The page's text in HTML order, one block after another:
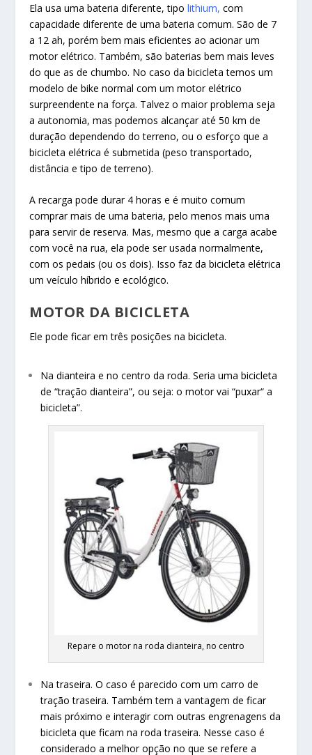
Ela usa uma bateria diferente, tipo lithium, com
capacidade diferente de uma bateria comum. São de 7
a 12 ah, porém bem mais eficientes ao acionar um
motor elétrico. Também, são baterias bem mais leves
do que as de chumbo. No caso da bicicleta temos um
modelo de bike normal com um motor elétrico
surpreendente na força. Talvez o maior problema seja
a autonomia, mas podemos alcançar até 50 km de
duração dependendo do terreno, ou o esforço que a
bicicleta elétrica é submetida (peso transportado,
distância e tipo de terreno).
A recarga pode durar 4 horas e é muito comum
comprar mais de uma bateria, pelo menos mais uma
para servir de reserva. Mas, mesmo que a carga acabe
com você na rua, ela pode ser usada normalmente,
com os pedais (ou os dois). Isso faz da bicicleta elétrica
um veículo híbrido e ecológico.
MOTOR DA BICICLETA
Ele pode ficar em três posições na bicicleta.
Na dianteira e no centro da roda. Seria uma bicicleta
de “tração dianteira”, ou seja: o motor vai “puxar“ a
bicicleta”.
Repare o motor na roda dianteira, no centro
Na traseira. O caso é parecido com um carro de
tração traseira. Também tem a vantagem de ficar
mais próximo e interagir com outras engrenagens da
bicicleta que ficam na roda traseira. Nesse caso é
considerado a melhor opção no que se refere a